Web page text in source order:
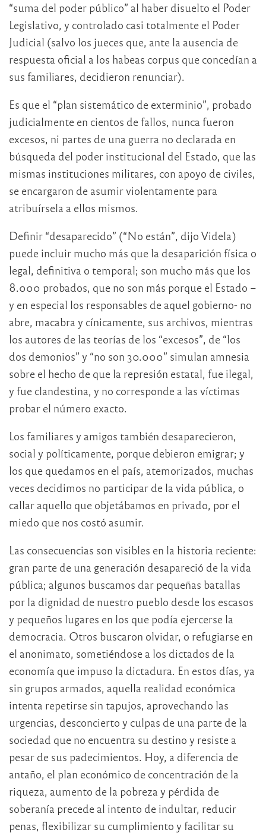
“suma del poder público” al haber disuelto el Poder
Legislativo, y controlado casi totalmente el Poder
Judicial (salvo los jueces que, ante la ausencia de
respuesta oficial a los habeas corpus que concedían a
sus familiares, decidieron renunciar).
Es que el “plan sistemático de exterminio”, probado
judicialmente en cientos de fallos, nunca fueron
excesos, ni partes de una guerra no declarada en
búsqueda del poder institucional del Estado, que las
mismas instituciones militares, con apoyo de civiles,
se encargaron de asumir violentamente para
atribuírsela a ellos mismos.
Definir “desaparecido” (“No están”, dijo Videla)
puede incluir mucho más que la desaparición física o
legal, definitiva o temporal; son mucho más que los
8.000 probados, que no son más porque el Estado –
y en especial los responsables de aquel gobierno- no
abre, macabra y cínicamente, sus archivos, mientras
los autores de las teorías de los “excesos”, de “los
dos demonios” y “no son 30.000” simulan amnesia
sobre el hecho de que la represión estatal, fue ilegal,
y fue clandestina, y no corresponde a las víctimas
probar el número exacto.
Los familiares y amigos también desaparecieron,
social y políticamente, porque debieron emigrar; y
los que quedamos en el país, atemorizados, muchas
veces decidimos no participar de la vida pública, o
callar aquello que objetábamos en privado, por el
miedo que nos costó asumir.
Las consecuencias son visibles en la historia reciente:
gran parte de una generación desapareció de la vida
pública; algunos buscamos dar pequeñas batallas
por la dignidad de nuestro pueblo desde los escasos
y pequeños lugares en los que podía ejercerse la
democracia. Otros buscaron olvidar, o refugiarse en
el anonimato, sometiéndose a los dictados de la
economía que impuso la dictadura. En estos días, ya
sin grupos armados, aquella realidad económica
intenta repetirse sin tapujos, aprovechando las
urgencias, desconcierto y culpas de una parte de la
sociedad que no encuentra su destino y resiste a
pesar de sus padecimientos. Hoy, a diferencia de
antaño, el plan económico de concentración de la
riqueza, aumento de la pobreza y pérdida de
soberanía precede al intento de indultar, reducir
penas, flexibilizar su cumplimiento y facilitar su